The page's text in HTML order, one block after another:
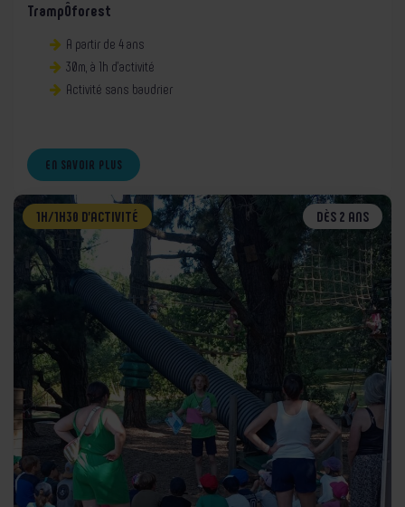
TrampÔforest
A partir de 4 ans
30m, à 1h d’activité
Activité sans baudrier
EN SAVOIR PLUS
1H/1H30 D’ACTIVITÉ DÈS 2 ANS